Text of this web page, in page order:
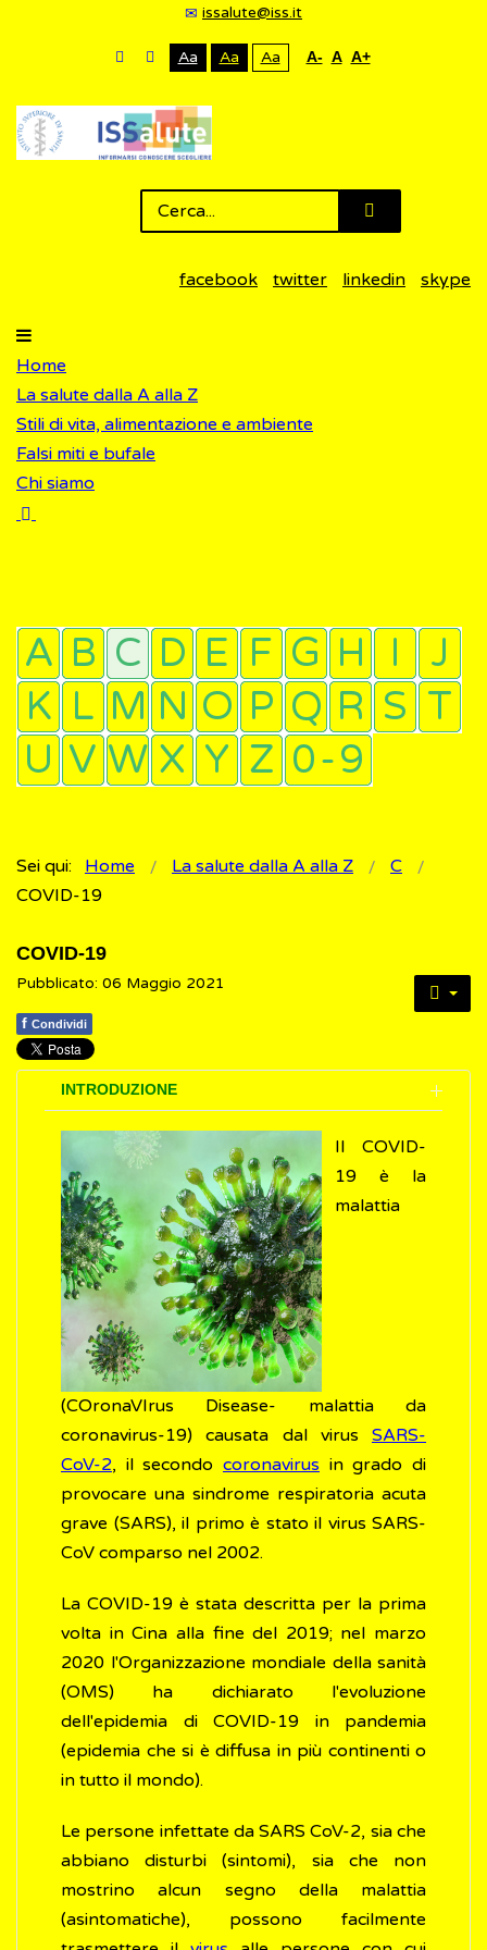
issalute@iss.it
Aa Aa Aa A- A A+
facebook twitter linkedin skype
Home
La salute dalla A alla Z
Stili di vita, alimentazione e ambiente
Falsi miti e bufale
Chi siamo
Sei qui: Home La salute dalla A alla Z
C
COVID-19
COVID-19
Pubblicato: 06 Maggio 2021
f Condividi
INTRODUZIONE
Il COVID-
19 è la
malattia
(COronaVIrus Disease- malattia da
coronavirus-19) causata dal virus SARS-
CoV-2, il secondo coronavirus in grado di
provocare una sindrome respiratoria acuta
grave (SARS), il primo è stato il virus SARS-
CoV comparso nel 2002.
La COVID-19 è stata descritta per la prima
volta in Cina alla fine del 2019; nel marzo
2020 l'Organizzazione mondiale della sanità
(OMS) ha dichiarato l'evoluzione
dell'epidemia di COVID-19 in pandemia
(epidemia che si è diffusa in più continenti o
in tutto il mondo).
Le persone infettate da SARS CoV-2, sia che
abbiano disturbi (sintomi), sia che non
mostrino alcun segno della malattia
(asintomatiche), possono facilmente